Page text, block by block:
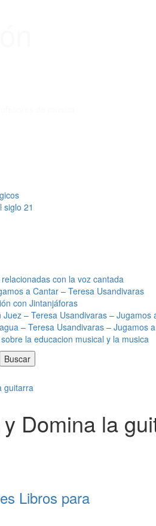
siglo 21
con la voz cantada
a Cantar – Teresa Usandivaras
con Jintanjáforas
Juez – Teresa Usandivaras – Jugamos
– Teresa Usandivaras – Jugamos
la educacion musical y la musica
guitarra
Domina la
Libros para